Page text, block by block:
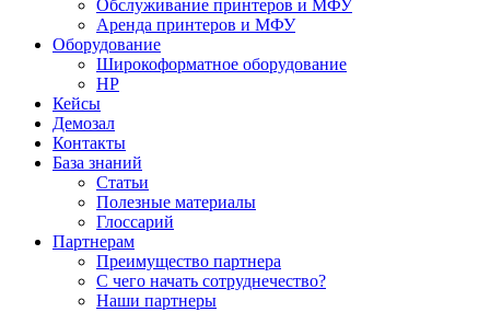
Обслуживание принтеров и МФУ
Аренда принтеров и МФУ
Оборудование
Широкоформатное оборудование
HP
Кейсы
Демозал
Контакты
База знаний
Статьи
Полезные материалы
Глоссарий
Партнерам
Преимущество партнера
С чего начать сотруднечество?
Наши партнеры